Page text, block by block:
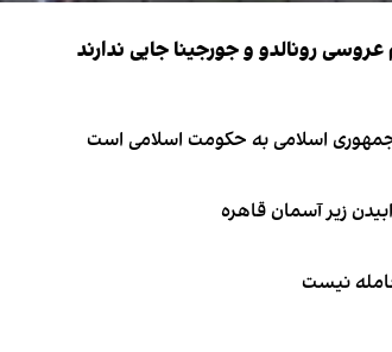
جمهوری اسلامی به حکومت اسلامی است
نیست